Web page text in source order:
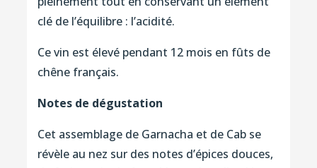
clé de l’équilibre : l’acidité.
Ce vin est élevé pendant 12 mois en fûts de
chêne français.
Notes de dégustation
Cet assemblage de Garnacha et de Cab se
révèle au nez sur des notes d’épices douces,